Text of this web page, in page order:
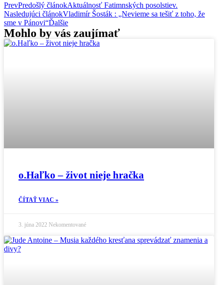
PrevPredošlý článokAktuálnosť Fatimnských posolstiev.
Nasledujúci článokVladimír Šosták : „Nevieme sa tešiť z toho, že
sme v Pánovi“Ďalšie
Mohlo by vás zaujímať
o.Haľko – život nieje hračka
ČÍTAŤ VIAC »
3. júna 2022 Nekomentované